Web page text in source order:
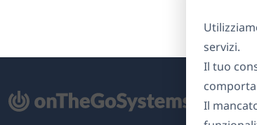
servizi.
Il tuo
Il